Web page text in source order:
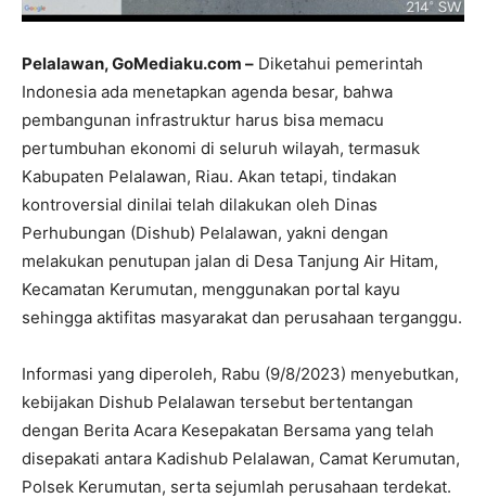
Pelalawan, GoMediaku.com – Diketahui pemerintah
Indonesia ada menetapkan agenda besar, bahwa
pembangunan infrastruktur harus bisa memacu
pertumbuhan ekonomi di seluruh wilayah, termasuk
Kabupaten Pelalawan, Riau. Akan tetapi, tindakan
kontroversial dinilai telah dilakukan oleh Dinas
Perhubungan (Dishub) Pelalawan, yakni dengan
melakukan penutupan jalan di Desa Tanjung Air Hitam,
Kecamatan Kerumutan, menggunakan portal kayu
sehingga aktifitas masyarakat dan perusahaan terganggu.
Informasi yang diperoleh, Rabu (9/8/2023) menyebutkan,
kebijakan Dishub Pelalawan tersebut bertentangan
dengan Berita Acara Kesepakatan Bersama yang telah
disepakati antara Kadishub Pelalawan, Camat Kerumutan,
Polsek Kerumutan, serta sejumlah perusahaan terdekat.